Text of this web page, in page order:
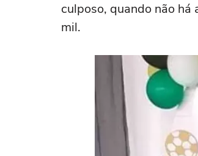
culposo, quando não
mil.